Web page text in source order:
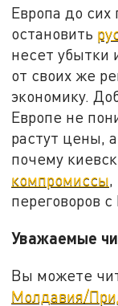
Европа до сих
остановить
несет убытки
от своих же
экономику.
Европе не
растут цены,
почему
компромиссы,
переговоров
Уважаемые
Вы можете
Молдавия/